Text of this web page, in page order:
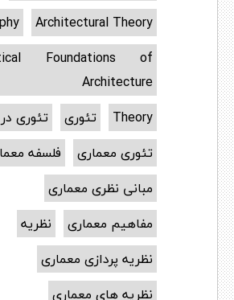
Architectural Theory
Foundations of
Architecture
Theory
تئوری
تئوری
تئوری معماری
فلسفه
مبانی نظری معماری
مفاهیم معماری
نظریه
نظریه پردازی معماری
نظریه های معماری